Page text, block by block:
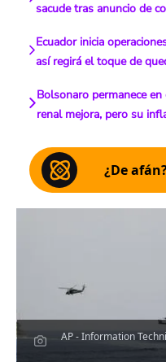
sacude tras anuncio de
Ecuador inicia
así regirá el toque de
Bolsonaro permanece
renal mejora, pero su
¿De
AP - Information